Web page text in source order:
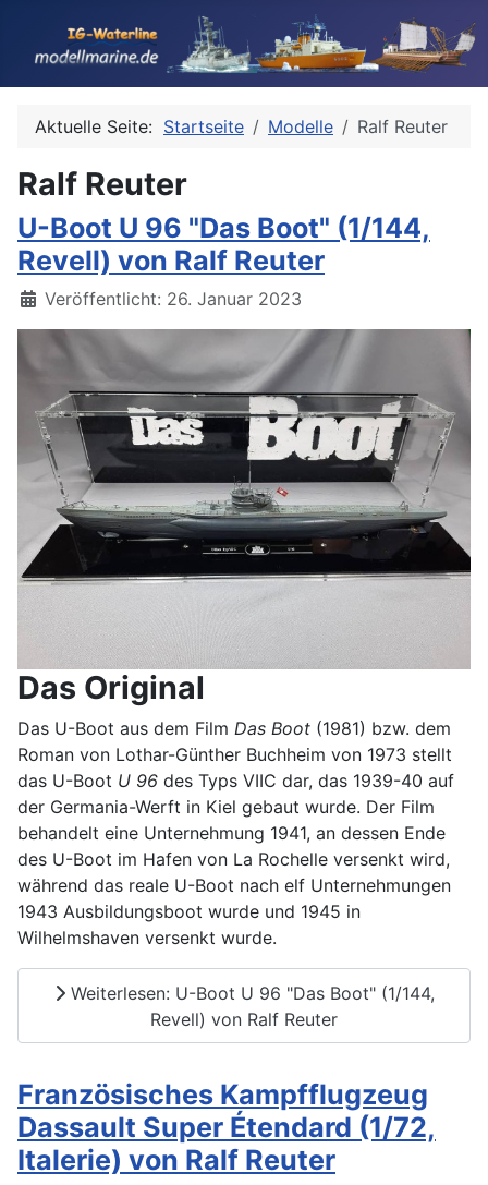
Aktuelle Seite: Startseite Modelle Ralf Reuter
Ralf Reuter
U-Boot U 96 "Das Boot" (1/144,
Revell) von Ralf Reuter
Details
Veröffentlicht: 26. Januar 2023
Das Original
Das U-Boot aus dem Film Das Boot (1981) bzw. dem
Roman von Lothar-Günther Buchheim von 1973 stellt
das U-Boot U 96 des Typs VIIC dar, das 1939-40 auf
der Germania-Werft in Kiel gebaut wurde. Der Film
behandelt eine Unternehmung 1941, an dessen Ende
des U-Boot im Hafen von La Rochelle versenkt wird,
während das reale U-Boot nach elf Unternehmungen
1943 Ausbildungsboot wurde und 1945 in
Wilhelmshaven versenkt wurde.
Weiterlesen: U-Boot U 96 "Das Boot" (1/144,
Revell) von Ralf Reuter
Französisches Kampfflugzeug
Dassault Super Étendard (1/72,
Italerie) von Ralf Reuter